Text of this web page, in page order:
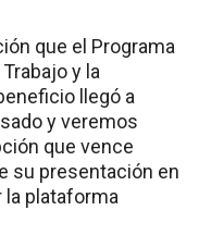
que el Programa
y la
llegó a
y veremos
que vence
su presentación en
la plataforma